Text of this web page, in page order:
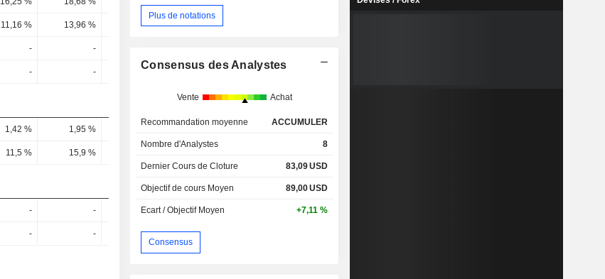
11,16 % 13,96 % 11,69 % 16,54 %
- -
- - - - -
1,42 % 1,95 %
11,5 % 15,9 %
- - - -
- - -
Plus de notations
Consensus des Analystes
Vente Achat
Recommandation moyenne ACCUMULER
Nombre d'Analystes 8
Dernier Cours de Cloture 83,09USD
Objectif de cours Moyen 89,00USD
Ecart / Objectif Moyen +7,11 %
Consensus